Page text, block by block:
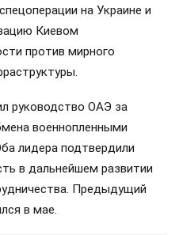
на Украине и
Киевом
против мирного
руководство ОАЭ за
военнопленными
лидера подтвердили
в дальнейшем развитии
Предыдущий
в мае.